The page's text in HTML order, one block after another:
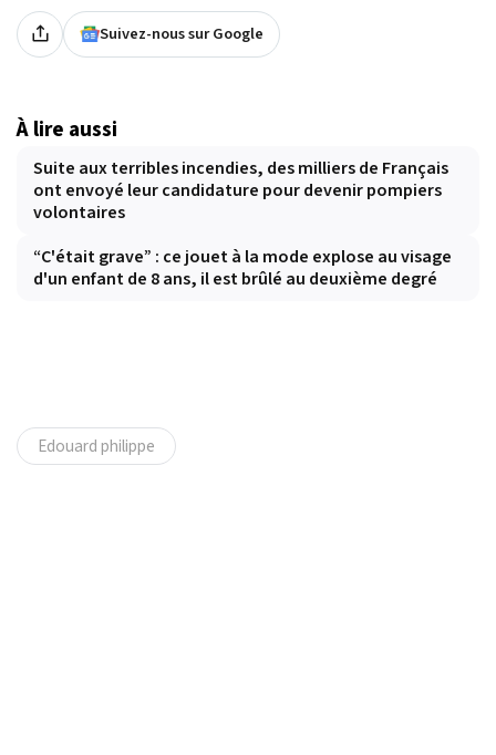
Suivez-nous sur Google
À lire aussi
Suite aux terribles incendies, des milliers de Français
ont envoyé leur candidature pour devenir pompiers
volontaires
“C'était grave” : ce jouet à la mode explose au visage
d'un enfant de 8 ans, il est brûlé au deuxième degré
Edouard philippe